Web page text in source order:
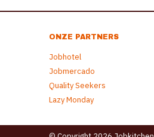
ONZE PARTNERS
Jobhotel
Jobmercado
Quality Seekers
Lazy Monday